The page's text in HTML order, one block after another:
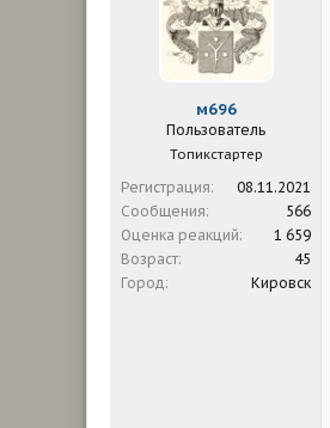
м696
Пользователь
Топикстартер
Регистрация
08.11.2021
Сообщения
566
Оценка реакций
1 659
Возраст
45
Город
Кировск